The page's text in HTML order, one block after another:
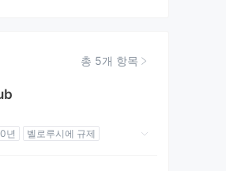
총 5개 항목
년
벨로루시에 규제